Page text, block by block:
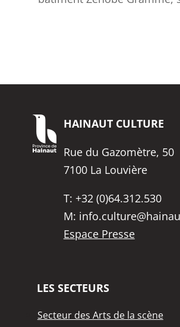
HAINAUT CULTURE
Rue du Gazomètre, 50
7100 La Louvière
T: +32 (0)64.312.530
M:
Espace Presse
LES SECTEURS
Secteur des Arts de la scène